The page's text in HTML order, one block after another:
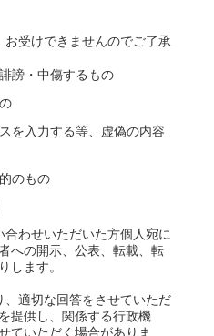
受けできませんのでご了承
謗・中傷するもの
を入力する等、虚偽の内容
のもの
わせいただいた方個人宛に
への開示、公表、転載、転
します。
適切な回答をさせていただ
提供し、関係する行政機
ていただく場合がありま